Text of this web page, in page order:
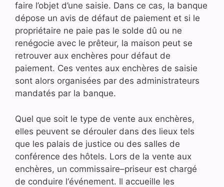
faire l’objet d’une saisie. Dans ce cas, la banque
dépose un avis de défaut de paiement et si le
propriétaire ne paie pas le solde dû ou ne
renégocie avec le prêteur, la maison peut se
retrouver aux enchères pour défaut de
paiement. Ces ventes aux enchères de saisie
sont alors organisées par des administrateurs
mandatés par la banque.
Quel que soit le type de vente aux enchères,
elles peuvent se dérouler dans des lieux tels
que les palais de justice ou des salles de
conférence des hôtels. Lors de la vente aux
enchères, un commissaire–priseur est chargé
de conduire l‘événement. Il accueille les